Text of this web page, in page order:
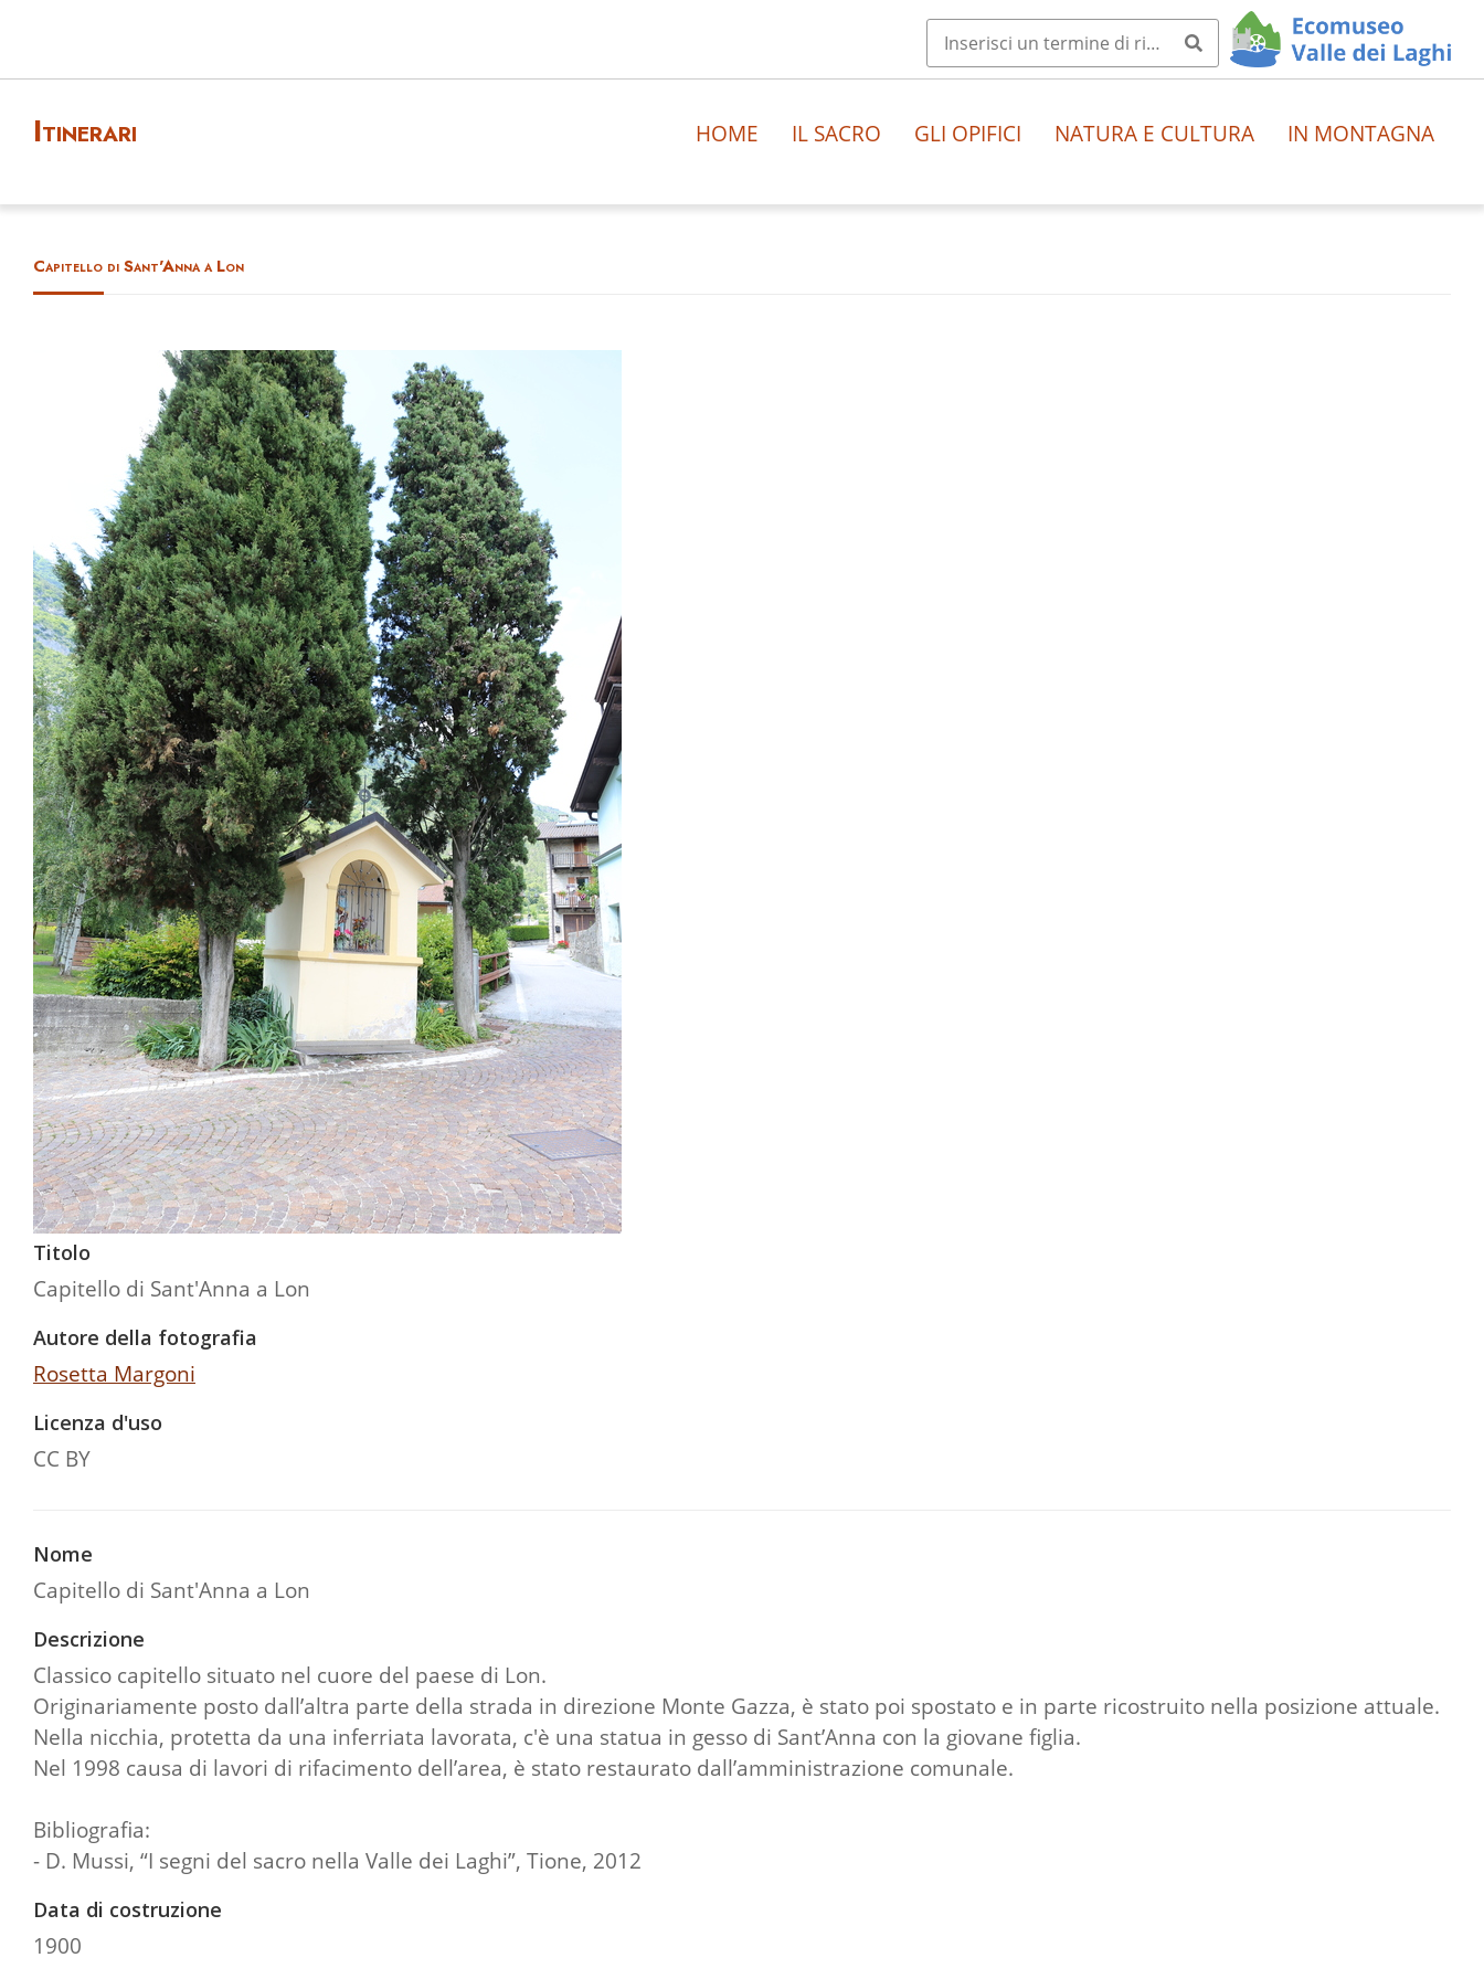
Itinerari HOME IL SACRO GLI OPIFICI NATURA E CULTURA IN MONTAGNA
Capitello di Sant'Anna a Lon
Titolo
Capitello di Sant'Anna a Lon
Autore della fotografia
Rosetta Margoni
Licenza d'uso
CC BY
Nome
Capitello di Sant'Anna a Lon
Descrizione
Classico capitello situato nel cuore del paese di Lon.
Originariamente posto dall’altra parte della strada in direzione Monte Gazza, è stato poi spostato e in parte ricostruito nella posizione attuale.
Nella nicchia, protetta da una inferriata lavorata, c'è una statua in gesso di Sant’Anna con la giovane figlia.
Nel 1998 causa di lavori di rifacimento dell’area, è stato restaurato dall’amministrazione comunale.
Bibliografia:
- D. Mussi, “I segni del sacro nella Valle dei Laghi”, Tione, 2012
Data di costruzione
1900